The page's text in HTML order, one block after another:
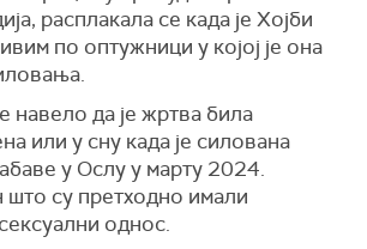
расплакала се када је Хојби
по оптужници у којој је она
навело да је жртва била
или у сну када је силована
у Ослу у марту 2024.
што су претходно имали
однос.